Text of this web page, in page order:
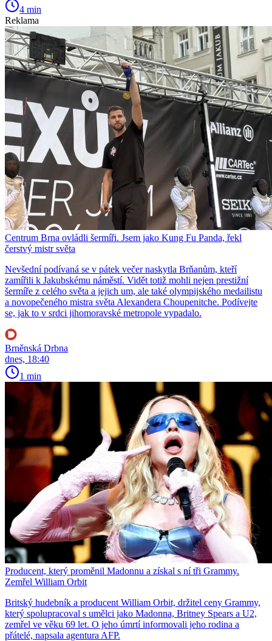
4 min
Reklama
Centrum Brna ovládli šermíři. Jsem jako Kung Fu Panda, řekl
čerstvý mistr světa
Nevšední podívaná se v pátek večer naskytla Brňanům, kteří
zamířili k Jakubskému náměstí. Vidět totiž mohli nejen prestižní
šermíře z celého světa a jejich um, ale také olympijského medailistu
a novopečeného mistra světa Alexandera Choupenitche. Podívejte
se, jak to v srdci jihomoravské metropole vypadalo.
Brněnská Drbna
dnes, 18:40
1 min
Producent, který proměnil Madonnu a získal s ní tři Grammy.
Zemřel William Orbit
Britský hudebník a producent William Orbit, držitel ceny Grammy,
který spolupracoval s umělci jako Madonna, Britney Spears a U2,
zemřel ve věku 69 let. O jeho úmrtí informovali jeho rodina a
přátelé, napsala agentura AFP.